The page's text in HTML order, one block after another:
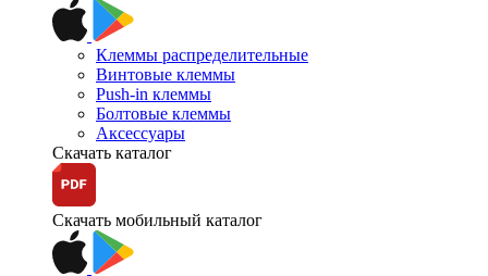
Клеммы распределительные
Винтовые клеммы
Push-in клеммы
Болтовые клеммы
Аксессуары
Скачать каталог
Скачать мобильный каталог